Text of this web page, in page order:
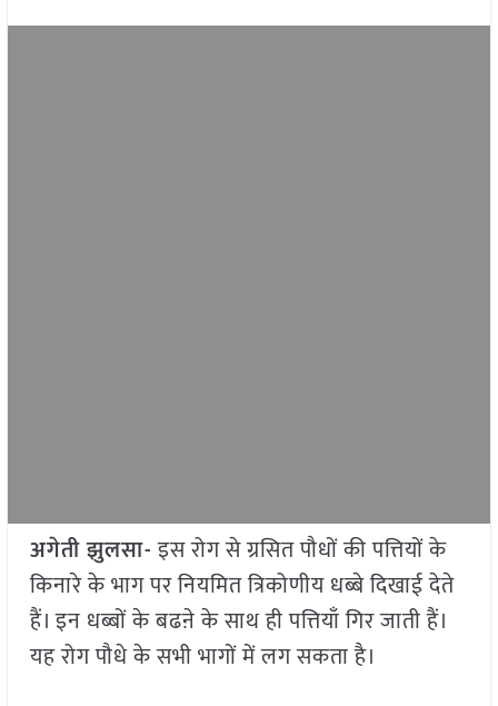
अगेती झुलसा-इस रोग से ग्रसित पौधों की पत्तियों के
किनारे के भाग पर नियमित त्रिकोणीय धब्बे दिखाई देते
हैं। इन धब्बों के बढऩे के साथ ही पत्तियाँ गिर जाती हैं।
यह रोग पौधे के सभी भागों में लग सकता है।